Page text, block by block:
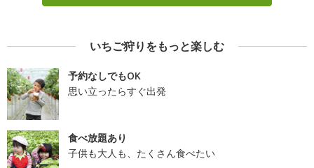
いちご狩りをもっと楽しむ
予約なしでもOK
思い立ったらすぐ出発
食べ放題あり
子供も大人も、たくさん食べたい